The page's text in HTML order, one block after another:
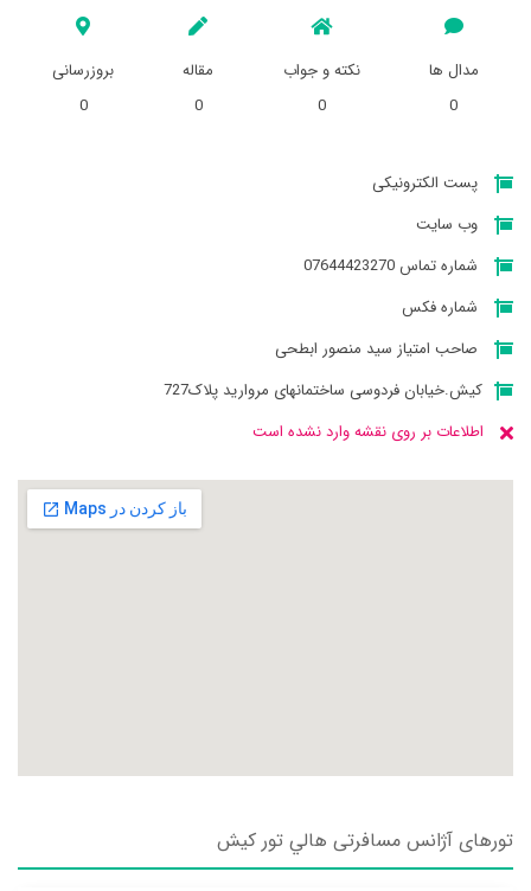
مدال ها
0
نکته و جواب
0
مقاله
0
بروزرسانی
0
پست الکترونیکی
وب سایت
شماره تماس 07644423270
شماره فکس
صاحب امتیاز سید منصور ابطحی
کیش.خیابان فردوسی ساختمانهای مروارید پلاک727
اطلاعات بر روی نقشه وارد نشده است
تورهای آژانس مسافرتی هالي تور كيش